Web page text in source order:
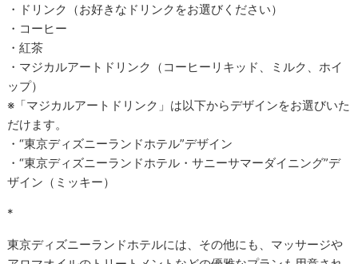
・ドリンク（お好きなドリンクをお選びください）
・コーヒー
・紅茶
・マジカルアートドリンク（コーヒーリキッド、ミルク、ホイ
ップ）
※「マジカルアートドリンク」は以下からデザインをお選びいた
だけます。
・“東京ディズニーランドホテル”デザイン
・“東京ディズニーランドホテル・サニーサマーダイニング”デ
ザイン（ミッキー）
*
東京ディズニーランドホテルには、その他にも、マッサージや